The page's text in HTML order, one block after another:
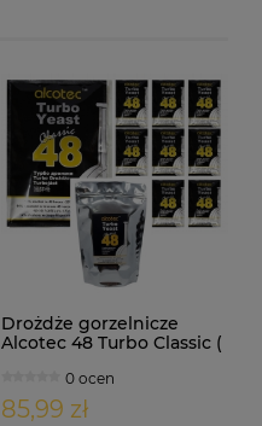
Drożdże gorzelnicze
Alcotec 48 Turbo Classic (
0 ocen
85,99 zł